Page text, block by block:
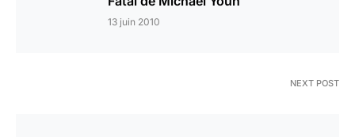
13 juin 2010
NEXT POST